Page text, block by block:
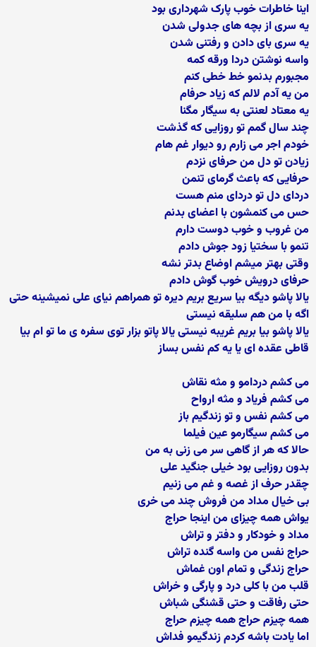
اینا خاطرات خوب پارک شهرداری بود
یه سری از بچه های جدولی شدن
یه سری بای دادن و رفتنی شدن
واسه نوشتن دردا ورقه کمه
مجبورم بدنمو خط خطی کنم
من یه آدم لالم که زیاد حرفام
یه معتاد لعنتی به سیگار مگنا
چند سال گمم تو روزایی که گذشت
خودم اجر می زارم رو دیوار غم هام
زیادن تو دل من حرفای نزدم
حرفایی که باعث گرمای تنمن
دردای دل تو دردای منم هست
حس می کنمشون با اعضای بدنم
من غروب و خوب دوست دارم
تنمو با سختیا زود جوش دادم
وقتی بهتر میشم اوضاع بدتر نشه
حرفای درویش خوب گوش دادم
یالا پاشو دیگه بیا سریع بریم دیره تو همراهم نیای علی نمیشینه حتی
اگه با من هم سلیقه نیستی
یالا پاشو بیا بریم غریبه نیستی یالا پاتو بزار توی سفره ی ما تو ام بیا
قاطی عقده ای یا یه کم نفس بساز
می کشم دردامو و مثه نقاش
می کشم فریاد و مثه ارواح
می کشم نفس و تو زندگیم باز
می کشم سیگارمو عین فیلما
حالا که هر از گاهی سر می زنی به من
بدون روزایی بود خیلی جنگید علی
چقدر حرف از غصه و غم می زنیم
بی خیال مداد من فروش چند می خری
یواش همه چیزای من اینجا حراج
مداد و خودکار و دفتر و تراش
حراج نفس من واسه گنده تراش
حراج زندگی و تمام اون غماش
قلب من با کلی درد و پارگی و خراش
حتی رفاقت و حتی قشنگی شباش
همه چیزم حراج همه چیزم حراج
اما یادت باشه کردم زندگیمو فداش